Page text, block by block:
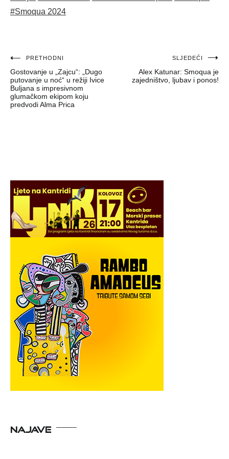
#Smoqua 2024
Navigacija
objava
PRETHODNI
Gostovanje u „Zajcu“: „Dugo
putovanje u noć“ u režiji Ivice
Buljana s impresivnom
glumačkom ekipom koju
predvodi Alma Prica
SLJEDEĆI
Alex Katunar: Smoqua je
zajedništvo, ljubav i ponos!
NAJAVE